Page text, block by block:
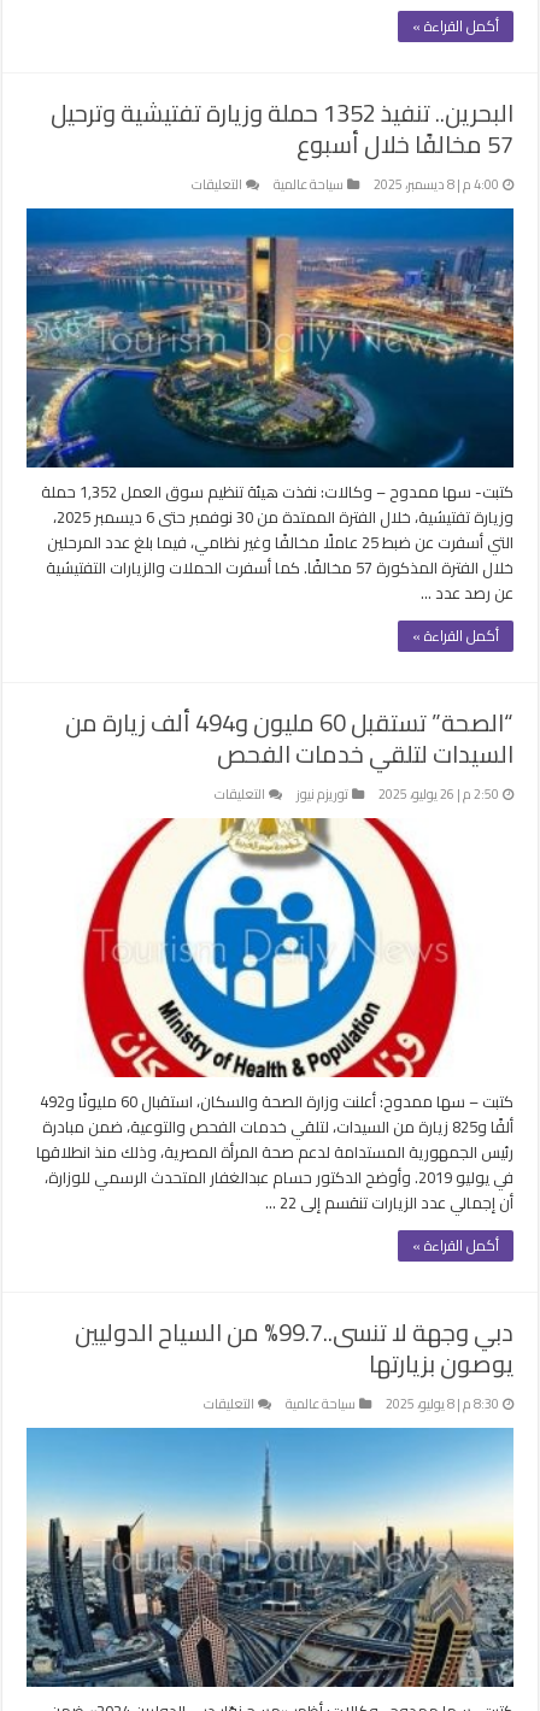
أكمل القراءة »
البحرين.. تنفيذ 1352 حملة وزيارة تفتيشية وترحيل
57 مخالفًا خلال أسبوع
4:00 م | 8 ديسمبر، 2025 سياحة عالمية التعليقات
البحرين..
تنفيذ
1352
حملة
وزيارة
تفتيشية
وترحيل
57
مخالفًا
خلال
مغلقة
كتبت- سها ممدوح – وكالات: نفذت هيئة تنظيم سوق العمل 1,352 حملة
وزيارة تفتيشية، خلال الفترة الممتدة من 30 نوفمبر حتى 6 ديسمبر 2025،
التي أسفرت عن ضبط 25 عاملًا مخالفًا وغير نظامي، فيما بلغ عدد المرحلين
خلال الفترة المذكورة 57 مخالفًا. كما أسفرت الحملات والزيارات التفتيشية
عن رصد عدد …
أكمل القراءة »
“الصحة” تستقبل 60 مليون و494 ألف زيارة من
السيدات لتلقي خدمات الفحص
2:50 م | 26 يوليو، 2025 توريزم نيوز التعليقات
“الصحة”
60
مليون
و494
ألف
زيارة
من
السيدات
لتلقي
خدمات
الفحص
مغلقة
كتبت – سها ممدوح: أعلنت وزارة الصحة والسكان، استقبال 60 مليونًا و492
ألفًا و825 زيارة من السيدات، لتلقي خدمات الفحص والتوعية، ضمن مبادرة
رئيس الجمهورية المستدامة لدعم صحة المرأة المصرية، وذلك منذ انطلاقها
في يوليو 2019. وأوضح الدكتور حسام عبدالغفار المتحدث الرسمي للوزارة،
أن إجمالي عدد الزيارات تنقسم إلى 22 …
أكمل القراءة »
دبي وجهة لا تنسى..99.7% من السياح الدوليين
يوصون بزيارتها
8:30 م | 8 يوليو، 2025 سياحة عالمية التعليقات
دبي
تنسى..99.7%
من
السياح
الدوليين
يوصون
بزيارتها
مغلقة